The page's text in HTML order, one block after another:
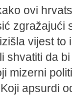
ovi
zgražajući
vijest
shvatiti da
mizerni
apsurdi